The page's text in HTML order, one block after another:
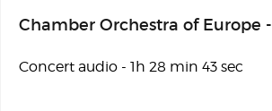
Chamber Orchestra of Europe
Concert audio - 1h 28 min 43 sec